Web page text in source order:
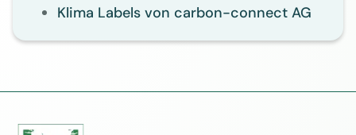
Klima Labels von carbon-connect AG